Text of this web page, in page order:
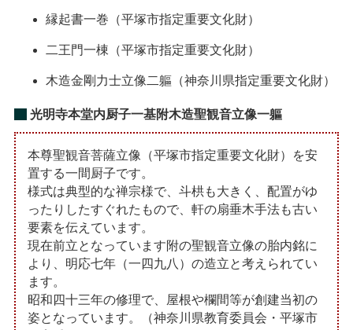
縁起書一巻（平塚市指定重要文化財）
二王門一棟（平塚市指定重要文化財）
木造金剛力士立像二軀（神奈川県指定重要文化財）
光明寺本堂内厨子一基附木造聖観音立像一軀
本尊聖観音菩薩立像（平塚市指定重要文化財）を安
置する一間厨子です。
様式は典型的な禅宗様で、斗栱も大きく、配置がゆ
ったりしたすぐれたもので、軒の扇垂木手法も古い
要素を伝えています。
現在前立となっています附の聖観音立像の胎内銘に
より、明応七年（一四九八）の造立と考えられてい
ます。
昭和四十三年の修理で、屋根や欄間等が創建当初の
姿となっています。（神奈川県教育委員会・平塚市